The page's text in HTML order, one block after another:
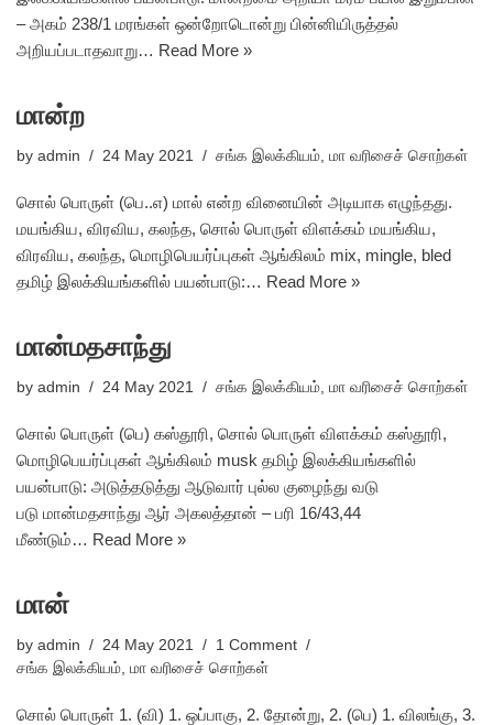
– அகம் 238/1 மரங்கள் ஒன்றோடொன்று பின்னியிருத்தல்
அறியப்படாதவாறு… Read More »
மான்ற
by admin 24 May 2021 சங்க இலக்கியம், மா வரிசைச் சொற்கள்
சொல் பொருள் (பெ..எ) மால் என்ற வினையின் அடியாக எழுந்தது.
மயங்கிய, விரவிய, கலந்த, சொல் பொருள் விளக்கம் மயங்கிய,
விரவிய, கலந்த, மொழிபெயர்ப்புகள் ஆங்கிலம் mix, mingle, bled
தமிழ் இலக்கியங்களில் பயன்பாடு:… Read More »
மான்மதசாந்து
by admin 24 May 2021 சங்க இலக்கியம், மா வரிசைச் சொற்கள்
சொல் பொருள் (பெ) கஸ்தூரி, சொல் பொருள் விளக்கம் கஸ்தூரி,
மொழிபெயர்ப்புகள் ஆங்கிலம் musk தமிழ் இலக்கியங்களில்
பயன்பாடு: அடுத்தடுத்து ஆடுவார் புல்ல குழைந்து வடு
படு மான்மதசாந்து ஆர் அகலத்தான் – பரி 16/43,44
மீண்டும்… Read More »
மான்
by admin 24 May 2021
1 Comment
சங்க இலக்கியம், மா வரிசைச் சொற்கள்
சொல் பொருள் 1. (வி) 1. ஒப்பாகு, 2. தோன்று, 2. (பெ) 1. விலங்கு, 3.